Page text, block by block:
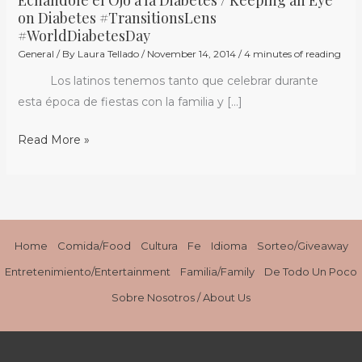
on Diabetes #TransitionsLens
#WorldDiabetesDay
General / By Laura Tellado / November 14, 2014/4 minutes of reading
Los latinos tenemos tanto que celebrar durante
esta época de fiestas con la familia y […]
el
Ojo
Diabetes
Keeping
#TransitionsLens
#WorldDiabetesDay
Read More »
Home Comida/Food Cultura Fe Idioma
Sorteo/Giveaway
Entretenimiento/Entertainment
Familia/Family
De Todo Un Poco
Sobre Nosotros / About Us